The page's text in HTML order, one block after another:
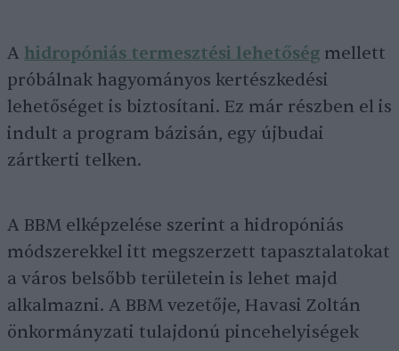
A hidropóniás termesztési lehetőség mellett
próbálnak hagyományos kertészkedési
lehetőséget is biztosítani. Ez már részben el is
indult a program bázisán, egy újbudai
zártkerti telken.
A BBM elképzelése szerint a hidropóniás
módszerekkel itt megszerzett tapasztalatokat
a város belsőbb területein is lehet majd
alkalmazni. A BBM vezetője, Havasi Zoltán
önkormányzati tulajdonú pincehelyiségek